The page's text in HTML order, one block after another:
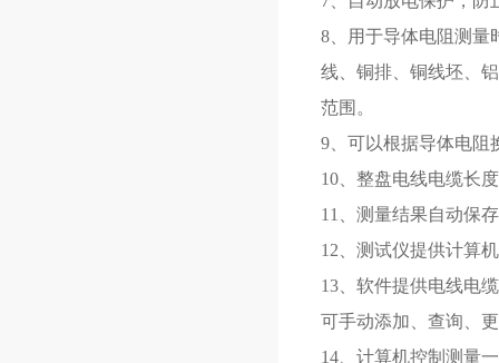
8、用于导体电阻测量
线、铜排、铜线坯、
范围。
9、可以根据导体电阻
10、整盘电线电缆长
11、测量结果自动保
12、测试仪提供计算
13、软件提供电线电
可手动添加、查询、
14、计算机控制测量